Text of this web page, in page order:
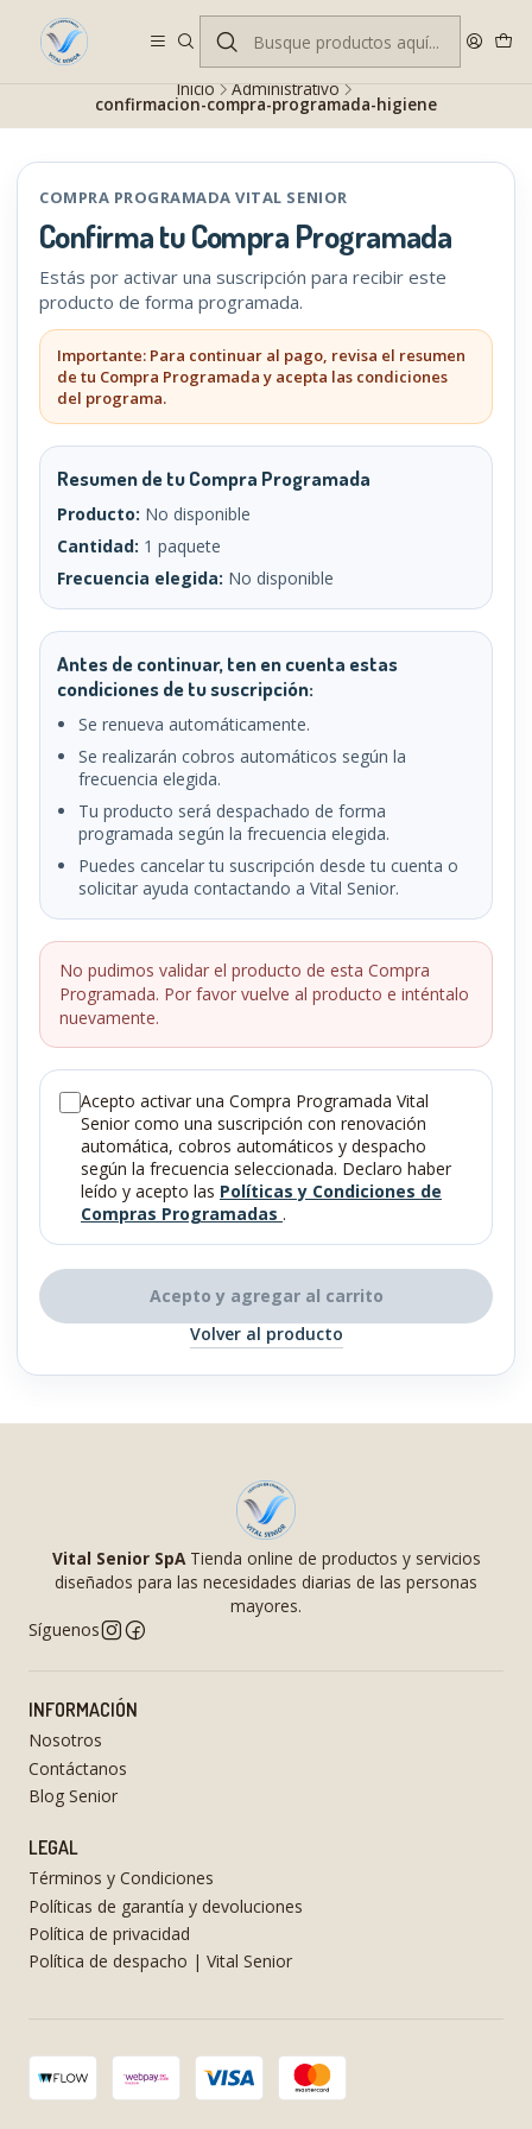
Despacho gratis en RM desde $100.000. Revisa las condiciones.
Inicio Administrativo
confirmacion-compra-programada-higiene
COMPRA PROGRAMADA VITAL SENIOR
Confirma tu Compra Programada
Estás por activar una suscripción para recibir este
producto de forma programada.
Importante: Para continuar al pago, revisa el resumen
de tu Compra Programada y acepta las condiciones
del programa.
Resumen de tu Compra Programada
Producto: No disponible
Cantidad: 1 paquete
Frecuencia elegida: No disponible
Antes de continuar, ten en cuenta estas
condiciones de tu suscripción:
Se renueva automáticamente.
Se realizarán cobros automáticos según la
frecuencia elegida.
Tu producto será despachado de forma
programada según la frecuencia elegida.
Puedes cancelar tu suscripción desde tu cuenta o
solicitar ayuda contactando a Vital Senior.
No pudimos validar el producto de esta Compra
Programada. Por favor vuelve al producto e inténtalo
nuevamente.
Acepto activar una Compra Programada Vital
Senior como una suscripción con renovación
automática, cobros automáticos y despacho
según la frecuencia seleccionada. Declaro haber
leído y acepto las Políticas y Condiciones de
Compras Programadas .
Acepto y agregar al carrito
Volver al producto
Vital Senior SpATienda online de productos y servicios
diseñados para las necesidades diarias de las personas
mayores.
Síguenos
INFORMACIÓN
Nosotros
Contáctanos
Blog Senior
LEGAL
Términos y Condiciones
Políticas de garantía y devoluciones
Política de privacidad
Política de despacho | Vital Senior